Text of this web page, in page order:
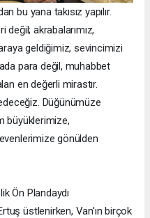
bu yana takısız yapılır.
akrabalarımız,
geldiğimiz, sevincimizi
para değil, muhabbet
en değerli mirastır.
Düğünümüze
büyüklerimize,
gönülden
Ön Plandaydı
üstlenirken, Van'ın birçok